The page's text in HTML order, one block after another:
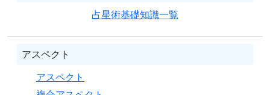
占星術基礎知識一覧
アスペクト
アスペクト